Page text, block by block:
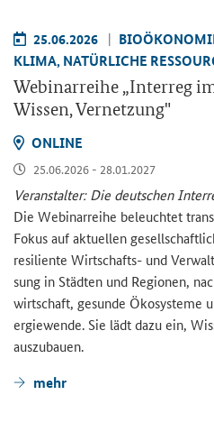
25.06.2026
KLIMA, NA­TÜR­LI­CHE
We­bi­nar­rei­he „Interreg
Wis­sen, Ver­net­zung"
ON­LINE
25.06.2026 - 28.01.2027
Ver­an­stal­ter: Die deut­schen
Die We­bi­nar­rei­he be­leuch­tet
Fokus auf ak­tu­el­len
re­si­li­en­te Wirtschafts-​ und
sung in Städ­ten und Re­gio­nen,
wirt­schaft, ge­sun­de Öko­sys­te­me
er­gie­wen­de. Sie lädt dazu ein,
aus­zu­bau­en.
mehr